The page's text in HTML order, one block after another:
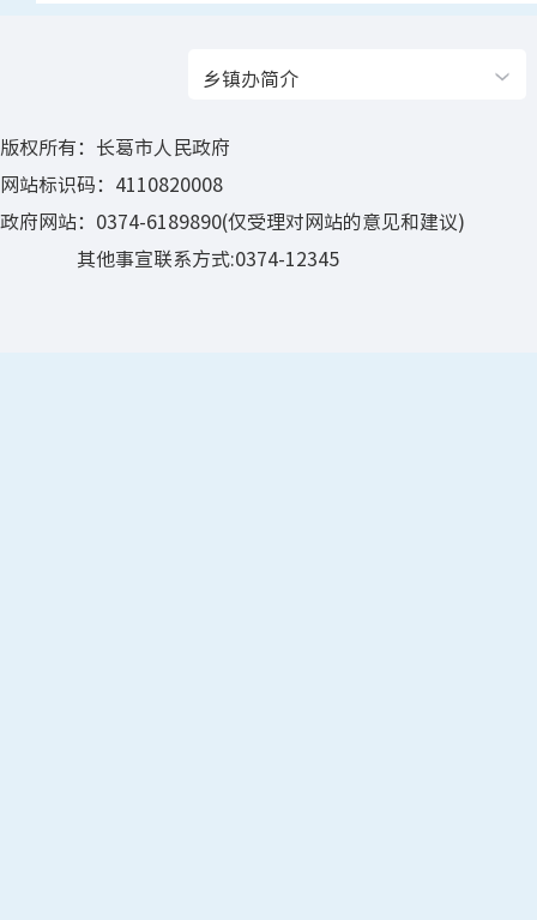
乡镇办简介
版权所有：长葛市人民政府
网站标识码：4110820008
政府网站：0374-6189890(仅受理对网站的意见和建议)
其他事宣联系方式:0374-12345